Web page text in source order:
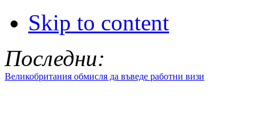
Skip to content
Последни:
Великобритания обмисля да въведе работни визи